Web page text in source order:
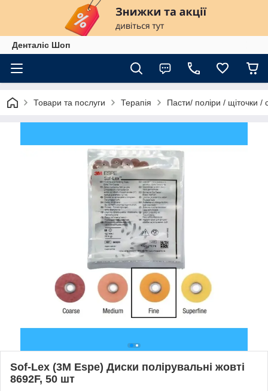
Денталіс Шоп
Товари та послуги Терапія Пасти/ поліри / щіточки /
Sof-Lex (3M Espe) Диски полірувальні жовті
8692F, 50 шт